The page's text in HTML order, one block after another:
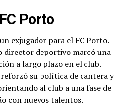
Porto
exjugador para el FC Porto.
director deportivo marcó una
a largo plazo en el club.
su política de cantera y
al club a una fase de
con nuevos talentos.